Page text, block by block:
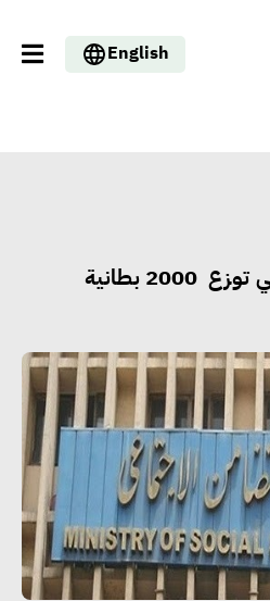
English
وزارة التضامن الاجتماعي توزع 2000 بطانية